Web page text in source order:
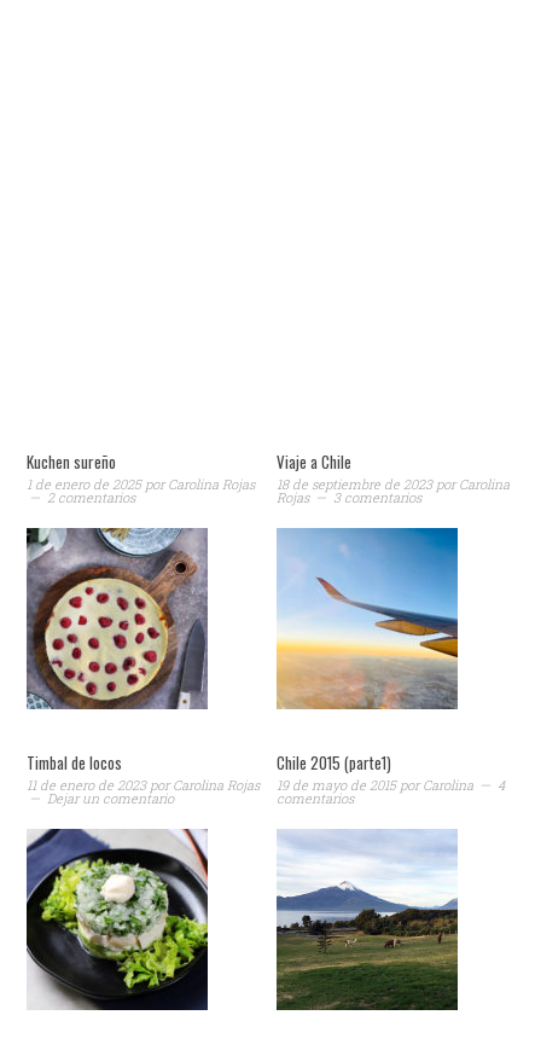
Kuchen sureño
1 de enero de 2025porCarolina Rojas
2 comentarios
Viaje a Chile
18 de septiembre de 2023porCarolina
Rojas 3 comentarios
Timbal de locos
11 de enero de 2023porCarolina Rojas
Dejar un comentario
Chile 2015 (parte1)
19 de mayo de 2015porCarolina 4
comentarios